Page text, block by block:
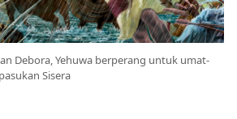
Debora, Yehuwa berperang untuk umat-
Sisera